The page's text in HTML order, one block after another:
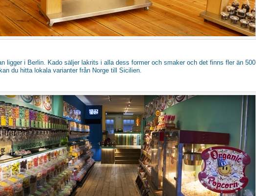
ligger i Berlin. Kado säljer lakrits i alla dess former och smaker och det finns fler än 500
du hitta lokala varianter från Norge till Sicilien.